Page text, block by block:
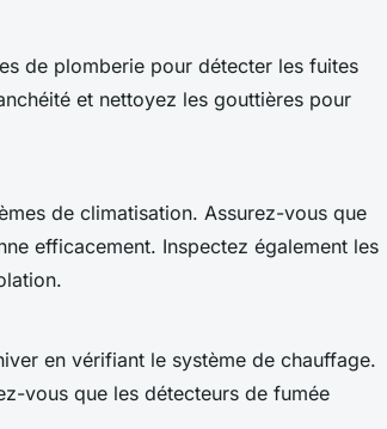
de plomberie pour détecter les fuites
et nettoyez les gouttières pour
de climatisation. Assurez-vous que
efficacement. Inspectez également les
en vérifiant le système de chauffage.
vous que les détecteurs de fumée